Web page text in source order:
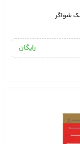
شواگر
رایگان